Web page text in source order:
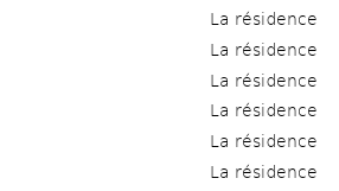
La résidence
La résidence
La résidence
La résidence
La résidence
La résidence